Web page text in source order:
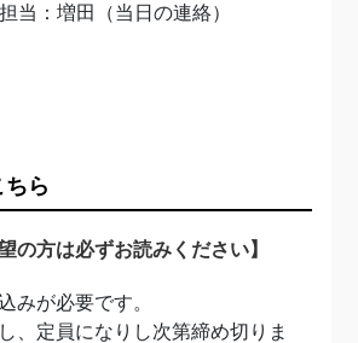
当：増田（当日の連絡）
ら
の方は必ずお読みください】
みが必要です。
、定員になりし次第締め切りま